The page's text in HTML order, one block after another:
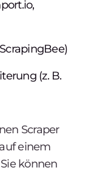
(z. B.
Scraper
einem
können